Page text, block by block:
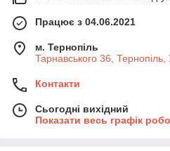
Працює з 04.06.2021
м. Тернопіль
Тарнавського 36, Тернопіль,
Контакти
Сьогодні вихідний
Показати весь графік